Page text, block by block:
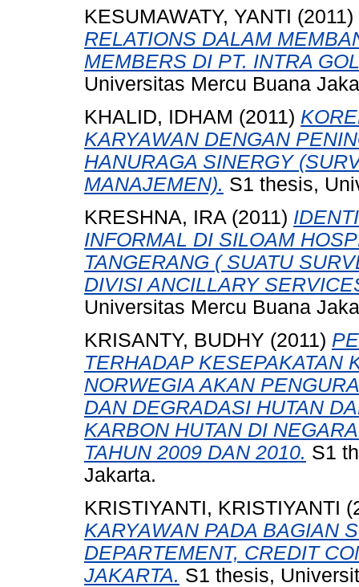
KESUMAWATY, YANTI (2011)
RELATIONS DALAM
MEMBERS DI PT. INTRA
Universitas Mercu Buana
KHALID, IDHAM (2011)
KARYAWAN DENGAN
HANURAGA SINERGY
MANAJEMEN). S1 thesis,
KRESHNA, IRA (2011)
INFORMAL DI SILOAM
TANGERANG ( SUATU
DIVISI ANCILLARY
Universitas Mercu Buana
KRISANTY, BUDHY (2011)
TERHADAP KESEPAKATAN
NORWEGIA AKAN
DAN DEGRADASI HUTAN
KARBON HUTAN DI
TAHUN 2009 DAN 2010. S1
Jakarta.
KRISTIYANTI, KRISTIYANTI
KARYAWAN PADA BAGIAN
DEPARTEMENT, CREDIT
JAKARTA. S1 thesis,